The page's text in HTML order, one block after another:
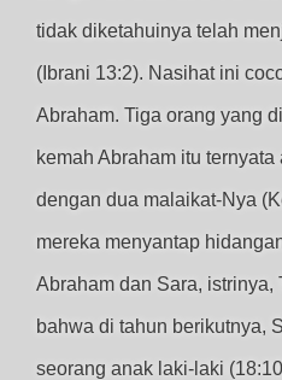
tidak diketahuinya telah
(Ibrani 13:2). Nasihat ini
Abraham. Tiga orang yang
kemah Abraham itu
dengan dua malaikat-Nya
mereka menyantap
Abraham dan Sara,
bahwa di tahun berikutnya,
seorang anak laki-laki